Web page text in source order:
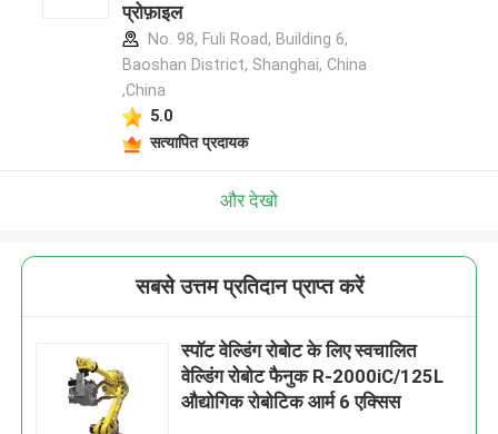
प्रोफ़ाइल
No. 98, Fuli Road, Building 6,
Baoshan District, Shanghai, China
,China
5.0
सत्यापित प्रदायक
और देखो
सबसे उत्तम प्रतिदान प्राप्त करें
स्पॉट वेल्डिंग रोबोट के लिए स्वचालित
वेल्डिंग रोबोट फैनुक R-2000iC/125L
औद्योगिक रोबोटिक आर्म 6 एक्सिस